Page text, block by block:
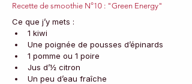
Recette de smoothie N°10 : "Green Energy"
Ce que j’y mets :
1 kiwi
Une poignée de pousses d’épinards
1 pomme ou 1 poire
Jus d’½ citron
Un peu d’eau fraîche